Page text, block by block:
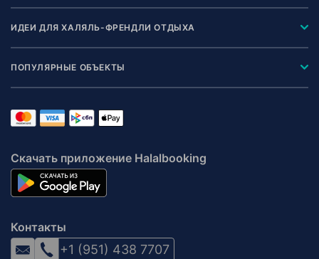
ИДЕИ ДЛЯ ХАЛЯЛЬ-ФРЕНДЛИ ОТДЫХА
ПОПУЛЯРНЫЕ ОБЪЕКТЫ
Скачать приложение Halalbooking
Контакты
+1 (951) 438 7707